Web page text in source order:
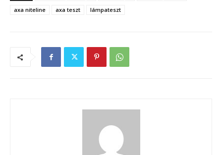
axa niteline
axa teszt lámpateszt